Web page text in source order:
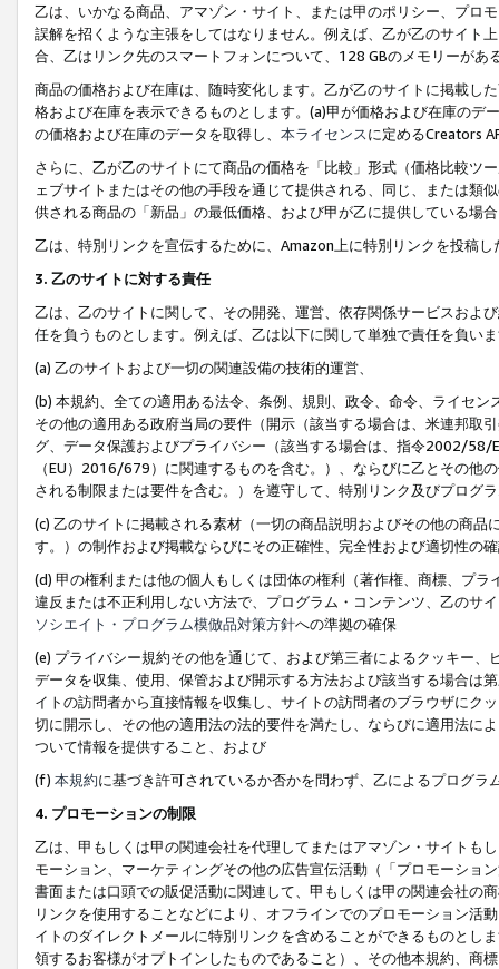
乙は、いかなる商品、アマゾン・サイト、または甲のポリシー、プロ
誤解を招くような主張をしてはなりません。例えば、乙が乙のサイト
合、乙はリンク先のスマートフォンについて、128 GBのメモリーがあ
商品の価格および在庫は、随時変化します。乙が乙のサイトに掲載し
格および在庫を表示できるものとします。(a)甲が価格および在庫の
の価格および在庫のデータを取得し、 本ライセンスに定めるCreators
さらに、乙が乙のサイトにて商品の価格を「比較」形式（価格比較ツ
ェブサイトまたはその他の手段を通じて提供される、同じ、または類
供される商品の「新品」の最低価格、および甲が乙に提供している場
乙は、特別リンクを宣伝するために、Amazon上に特別リンクを投稿
3. 乙のサイトに対する責任
乙は、乙のサイトに関して、その開発、運営、依存関係サービスおよ
任を負うものとします。例えば、乙は以下に関して単独で責任を負い
(a) 乙のサイトおよび一切の関連設備の技術的運営、
(b) 本規約、全ての適用ある法令、条例、規則、政令、命令、ライセ
その他の適用ある政府当局の要件（開示（該当する場合は、米連邦取
グ、データ保護およびプライバシー（該当する場合は、指令2002/58/
（EU）2016/679）に関連するものを含む。）、ならびに乙とその他
される制限または要件を含む。）を遵守して、特別リンク及びプログ
(c) 乙のサイトに掲載される素材（一切の商品説明およびその他の商
す。）の制作および掲載ならびにその正確性、完全性および適切性の
(d) 甲の権利または他の個人もしくは団体の権利（著作権、商標、プ
違反または不正利用しない方法で、プログラム・コンテンツ、乙のサ
ソシエイト・プログラム模倣品対策方針への準拠の確保
(e) プライバシー規約その他を通じて、および第三者によるクッキー
データを収集、使用、保管および開示する方法および該当する場合は
イトの訪問者から直接情報を収集し、サイトの訪問者のブラウザにク
切に開示し、その他の適用法の法的要件を満たし、ならびに適用法に
ついて情報を提供すること、および
(f) 本規約に基づき許可されているか否かを問わず、乙によるプログ
4. プロモーションの制限
乙は、甲もしくは甲の関連会社を代理してまたはアマゾン・サイトも
モーション、マーケティングその他の広告宣伝活動（「プロモーショ
書面または口頭での販促活動に関連して、甲もしくは甲の関連会社の
リンクを使用することなどにより、オフラインでのプロモーション活
イトのダイレクトメールに特別リンクを含めることができるものとし
領するお客様がオプトインしたものであること）、その他本規約、商